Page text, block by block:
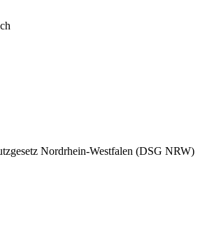
Nordrhein-Westfalen (DSG NRW)